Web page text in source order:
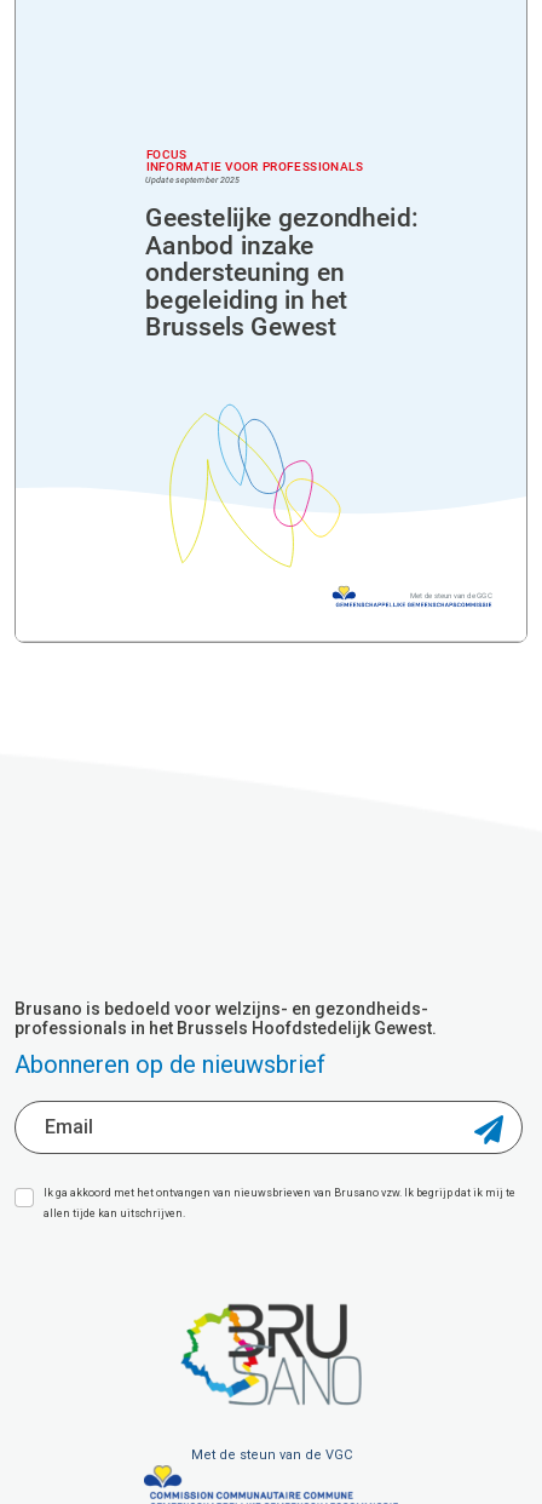
Brusano is bedoeld voor welzijns- en gezondheids-
professionals in het Brussels Hoofdstedelijk Gewest.
Abonneren op de nieuwsbrief
Ik ga akkoord met het ontvangen van nieuwsbrieven van Brusano vzw. Ik begrijp dat ik mij te
allen tijde kan uitschrijven.
Met de steun van de VGC